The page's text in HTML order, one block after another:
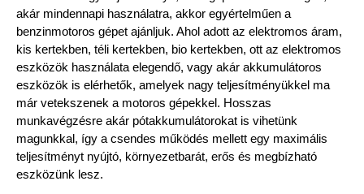
akár mindennapi használatra, akkor egyértelműen a
benzinmotoros gépet ajánljuk. Ahol adott az elektromos áram,
kis kertekben, téli kertekben, bio kertekben, ott az elektromos
eszközök használata elegendő, vagy akár akkumulátoros
eszközök is elérhetők, amelyek nagy teljesítményükkel ma
már vetekszenek a motoros gépekkel. Hosszas
munkavégzésre akár pótakkumulátorokat is vihetünk
magunkkal, így a csendes működés mellett egy maximális
teljesítményt nyújtó, környezetbarát, erős és megbízható
eszközünk lesz.